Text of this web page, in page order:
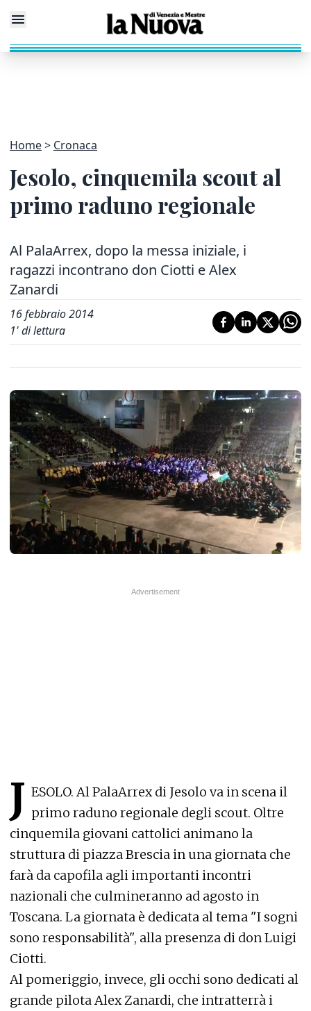
Home Cronaca
Jesolo, cinquemila scout al
primo raduno regionale
Al PalaArrex, dopo la messa iniziale, i
ragazzi incontrano don Ciotti e Alex
Zanardi
16 febbraio 2014
1' di lettura
J ESOLO. Al PalaArrex di Jesolo va in scena il
primo raduno regionale degli scout. Oltre
cinquemila giovani cattolici animano la
struttura di piazza Brescia in una giornata che
farà da capofila agli importanti incontri
nazionali che culmineranno ad agosto in
Toscana. La giornata è dedicata al tema "I sogni
sono responsabilità", alla presenza di don Luigi
Ciotti.
Al pomeriggio, invece, gli occhi sono dedicati al
grande pilota Alex Zanardi, che intratterrà i